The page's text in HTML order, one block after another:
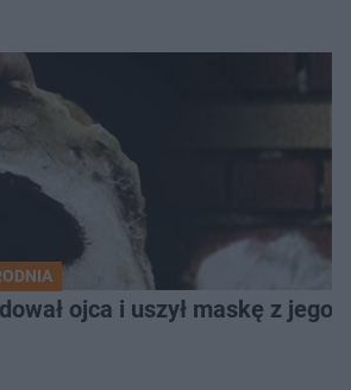
ojca i uszył maskę z